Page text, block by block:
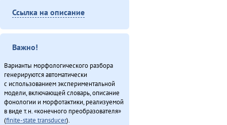
Ссылка на описание
Важно!
Варианты морфологического разбора
генерируются автоматически
с использованием экспериментальной
модели, включающей словарь, описание
фонологии и морфотактики, реализуемой
в виде т.н. «конечного преобразователя»
(finite-state transducer).